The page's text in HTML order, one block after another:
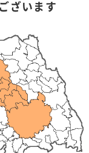
ざいます